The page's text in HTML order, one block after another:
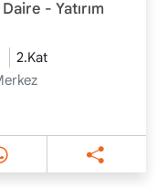
- Yatırım
2.Kat